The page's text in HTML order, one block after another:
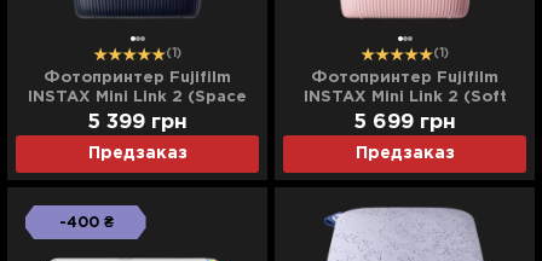
(1)
Фотопринтер Fujifilm
INSTAX Mini Link 2 (Space
Blue)
Предзаказ
5 399 грн
(1)
Фотопринтер Fujifilm
INSTAX Mini Link 2 (Soft
Pink)
Предзаказ
5 699 грн
-400 ₴